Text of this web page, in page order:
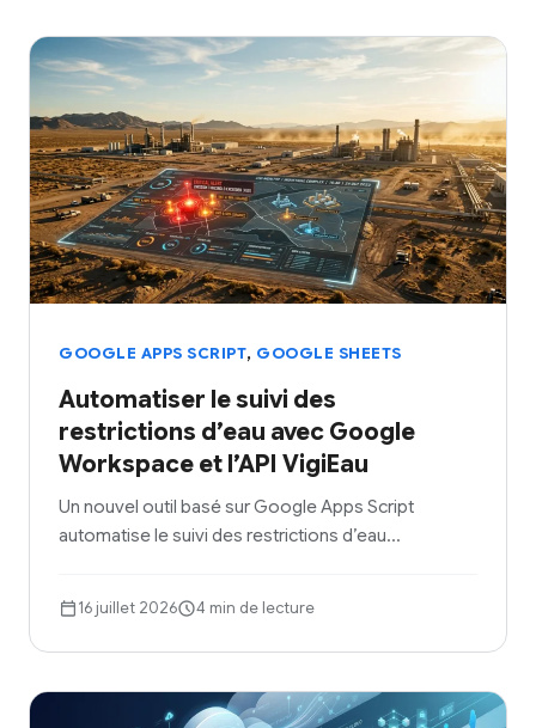
GOOGLE APPS SCRIPT, GOOGLE SHEETS
Automatiser le suivi des
restrictions d’eau avec Google
Workspace et l’API VigiEau
Un nouvel outil basé sur Google Apps Script
automatise le suivi des restrictions d’eau…
16 juillet 2026 4 min de lecture